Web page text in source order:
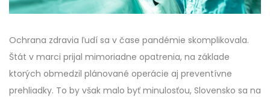
Ochrana zdravia ľudí sa v čase pandémie skomplikovala.
Štát v marci prijal mimoriadne opatrenia, na základe
ktorých obmedzil plánované operácie aj preventívne
prehliadky. To by však malo byť minulosťou, Slovensko sa na